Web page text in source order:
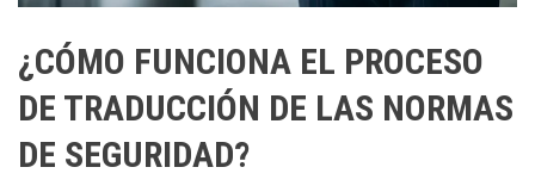
¿CÓMO FUNCIONA EL PROCESO
DE TRADUCCIÓN DE LAS NORMAS
DE SEGURIDAD?